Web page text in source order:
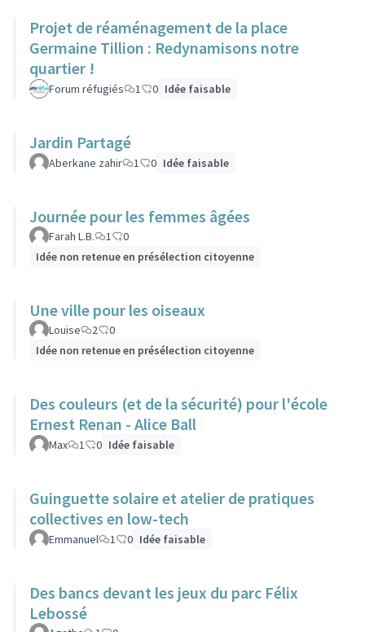
Projet de réaménagement de la place
Germaine Tillion : Redynamisons notre
quartier !
Forum réfugiés 1 0 Idée faisable
Jardin Partagé
Aberkane zahir 1 0 Idée faisable
Journée pour les femmes âgées
Farah L.B. 1
0
Idée non retenue en présélection citoyenne
Une ville pour les oiseaux
Louise 2
0
Idée non retenue en présélection citoyenne
Des couleurs (et de la sécurité) pour l'école
Ernest Renan - Alice Ball
Max 1 0 Idée faisable
Guinguette solaire et atelier de pratiques
collectives en low-tech
Emmanuel 1 0 Idée faisable
Des bancs devant les jeux du parc Félix
Lebossé